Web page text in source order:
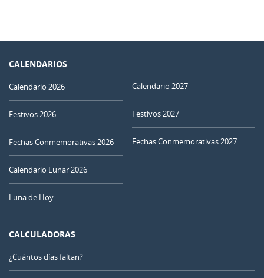
CALENDARIOS
Calendario 2026
Festivos 2026
Fechas Conmemorativas 2026
Calendario Lunar 2026
Luna de Hoy
Calendario 2027
Festivos 2027
Fechas Conmemorativas 2027
CALCULADORAS
¿Cuántos días faltan?